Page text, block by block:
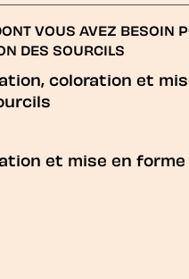
VOUS AVEZ BESOIN
DES SOURCILS
coloration et
et mise en